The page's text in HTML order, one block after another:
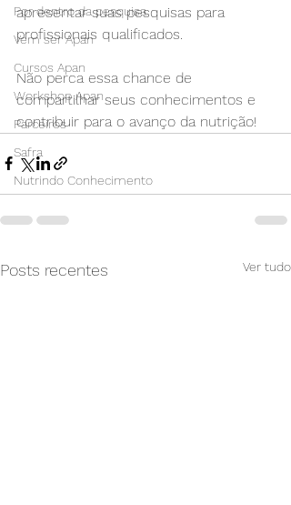
Por dentro da pesquisa
Vem ser Apan
Cursos Apan
Workshop Apan
Parceiros
Safra
Nutrindo Conhecimento
apresentar suas pesquisas para
profissionais qualificados.
Não perca essa chance de
compartilhar seus conhecimentos e
contribuir para o avanço da nutrição!
Posts recentes Ver tudo